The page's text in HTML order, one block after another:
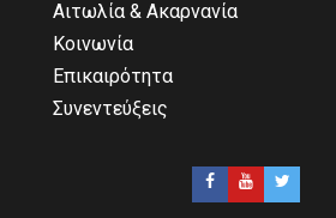
Αιτωλία & Ακαρνανία
Κοινωνία
Επικαιρότητα
Συνεντεύξεις